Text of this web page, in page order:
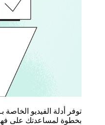
بخطوة لمساعدتك على